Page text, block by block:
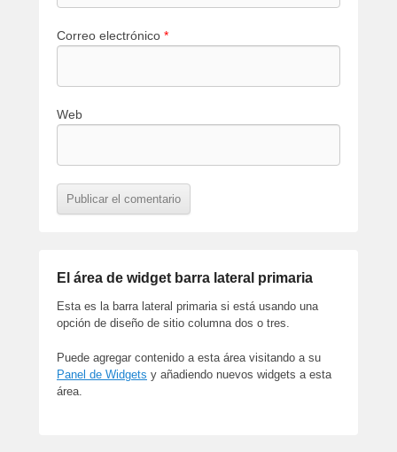
Correo electrónico *
Web
El área de widget barra lateral primaria
Esta es la barra lateral primaria si está usando una
opción de diseño de sitio columna dos o tres.
Puede agregar contenido a esta área visitando a su
Panel de Widgets y añadiendo nuevos widgets a esta
área.